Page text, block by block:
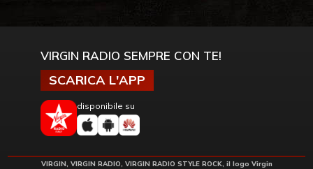
VIRGIN RADIO SEMPRE CON TE!
SCARICA L'APP
disponibile su
VIRGIN, VIRGIN RADIO, VIRGIN RADIO STYLE ROCK, il logo Virgin